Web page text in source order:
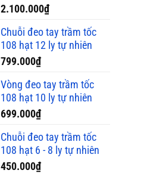
2.100.000₫
Chuỗi đeo tay trầm tốc
108 hạt 12 ly tự nhiên
799.000₫
Vòng đeo tay trầm tốc
108 hạt 10 ly tự nhiên
699.000₫
Chuỗi đeo tay trầm tốc
108 hạt 6 - 8 ly tự nhiên
450.000₫